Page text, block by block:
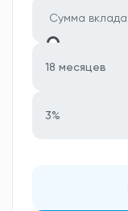
18 месяцев
3%